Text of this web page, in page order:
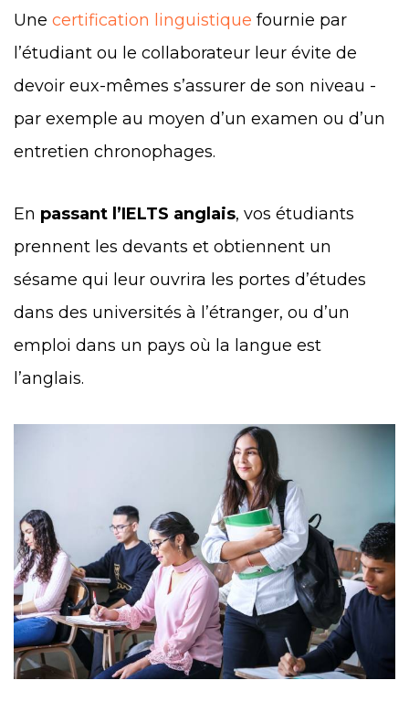
Une certification linguistique fournie par
l’étudiant ou le collaborateur leur évite de
devoir eux-mêmes s’assurer de son niveau -
par exemple au moyen d’un examen ou d’un
entretien chronophages.
En passant l’IELTS anglais, vos étudiants
prennent les devants et obtiennent un
sésame qui leur ouvrira les portes d’études
dans des universités à l’étranger, ou d’un
emploi dans un pays où la langue est
l’anglais.